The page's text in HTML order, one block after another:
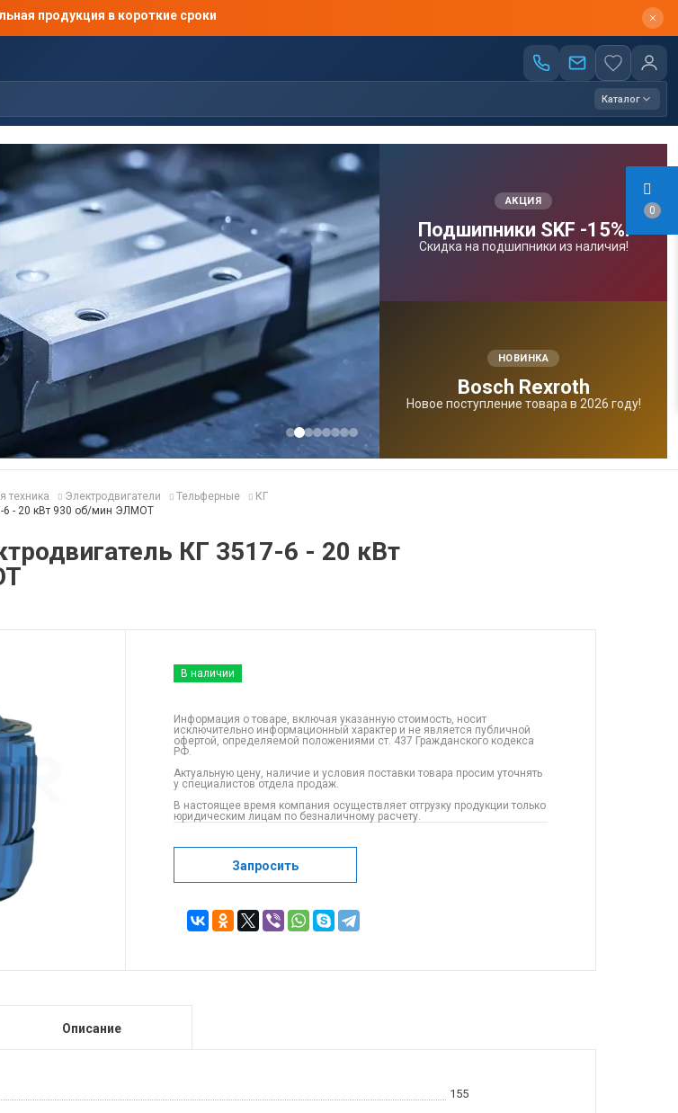
0
продукция в короткие сроки
Каталог
АКЦИЯ
Подшипники SKF -15%!
Скидка на подшипники из наличия!
НОВИНКА
Bosсh Rexroth
Новое поступление товара в 2026 году!
техника Электродвигатели Тельферные
КГ
6 - 20 кВт 930 об/мин ЭЛМОТ
КГ 3517-6 - 20 кВт
В наличии
Информация о товаре, включая указанную стоимость, носит
исключительно информационный характер и не является публичной
офертой, определяемой положениями ст. 437 Гражданского кодекса
РФ.
Актуальную цену, наличие и условия поставки товара просим уточнять
у специалистов отдела продаж.
В настоящее время компания осуществляет отгрузку продукции только
юридическим лицам по безналичному расчету.
Запросить
Описание
155